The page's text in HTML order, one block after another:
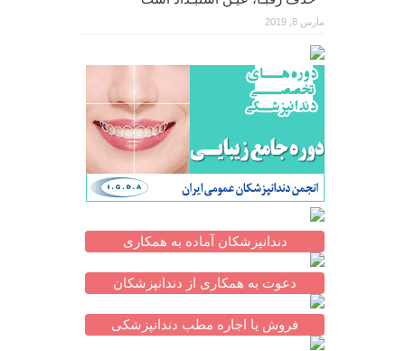
مارس 8, 2019
دندانپزشکان آماده به همکاری
دعوت به همکاری از دندانپزشکان
فروش یا اجاره مطب دندانپزشکی